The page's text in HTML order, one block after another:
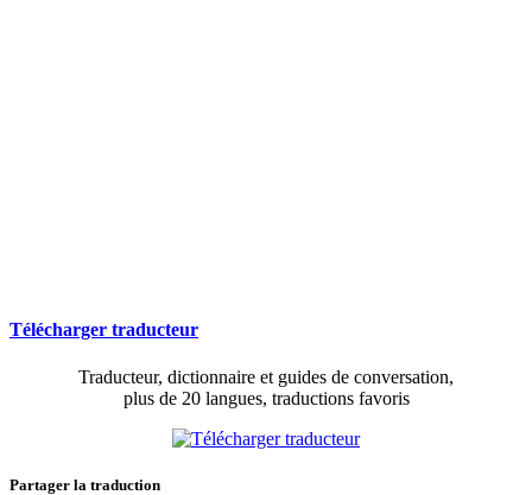
Télécharger traducteur
Traducteur, dictionnaire et guides de conversation,
plus de 20 langues, traductions favoris
Partager la traduction